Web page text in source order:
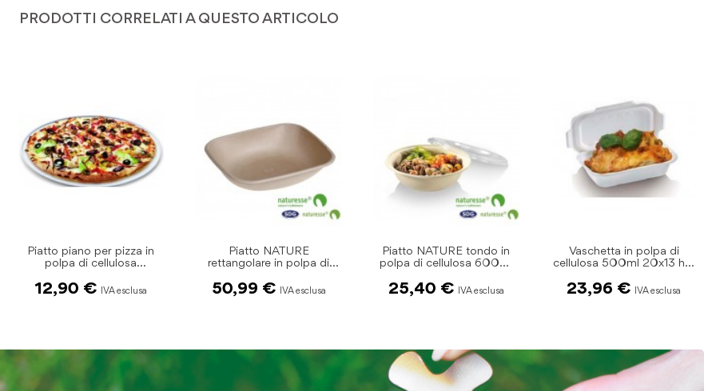
PRODOTTI CORRELATI A QUESTO ARTICOLO
Piatto NATURE
rettangolare in polpa di
50,99 €
Piatto NATURE tondo in
polpa di cellulosa 600ml
25,40 €
Vaschetta in polpa di
cellulosa 500ml 20x13 h.5
23,96 €
Fondina in polpa di
cellulosa 16x16 450ml
10,60 €